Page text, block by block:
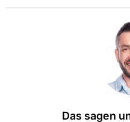
Das sagen